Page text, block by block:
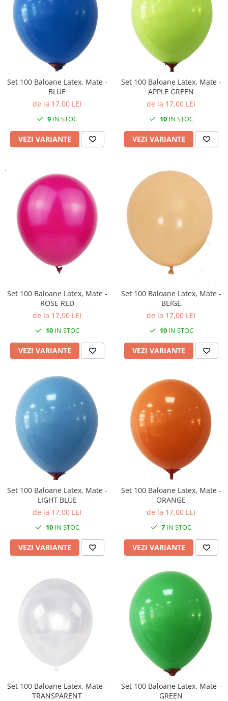
Set 100 Baloane Latex, Mate -
BLUE
de la 17,00 LEI
9 IN STOC
VEZI VARIANTE
Set 100 Baloane Latex, Mate -
APPLE GREEN
de la 17,00 LEI
10IN STOC
VEZI VARIANTE
Set 100 Baloane Latex, Mate -
ROSE RED
de la 17,00 LEI
10IN STOC
VEZI VARIANTE
Set 100 Baloane Latex, Mate -
BEIGE
de la 17,00 LEI
10IN STOC
VEZI VARIANTE
Set 100 Baloane Latex, Mate -
LIGHT BLUE
de la 17,00 LEI
10IN STOC
VEZI VARIANTE
Set 100 Baloane Latex, Mate -
ORANGE
de la 17,00 LEI
7 IN STOC
VEZI VARIANTE
Set 100 Baloane Latex, Mate -
TRANSPARENT
Set 100 Baloane Latex, Mate -
GREEN